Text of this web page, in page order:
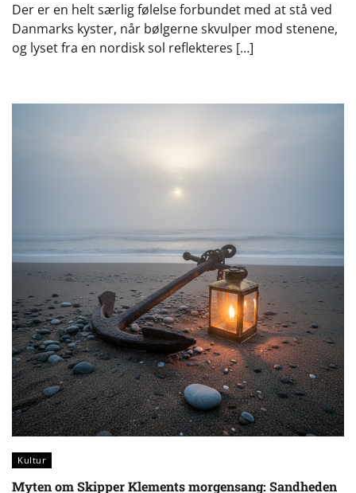
Der er en helt særlig følelse forbundet med at stå ved
Danmarks kyster, når bølgerne skvulper mod stenene,
og lyset fra en nordisk sol reflekteres […]
Kultur
Myten om Skipper Klements morgensang: Sandheden